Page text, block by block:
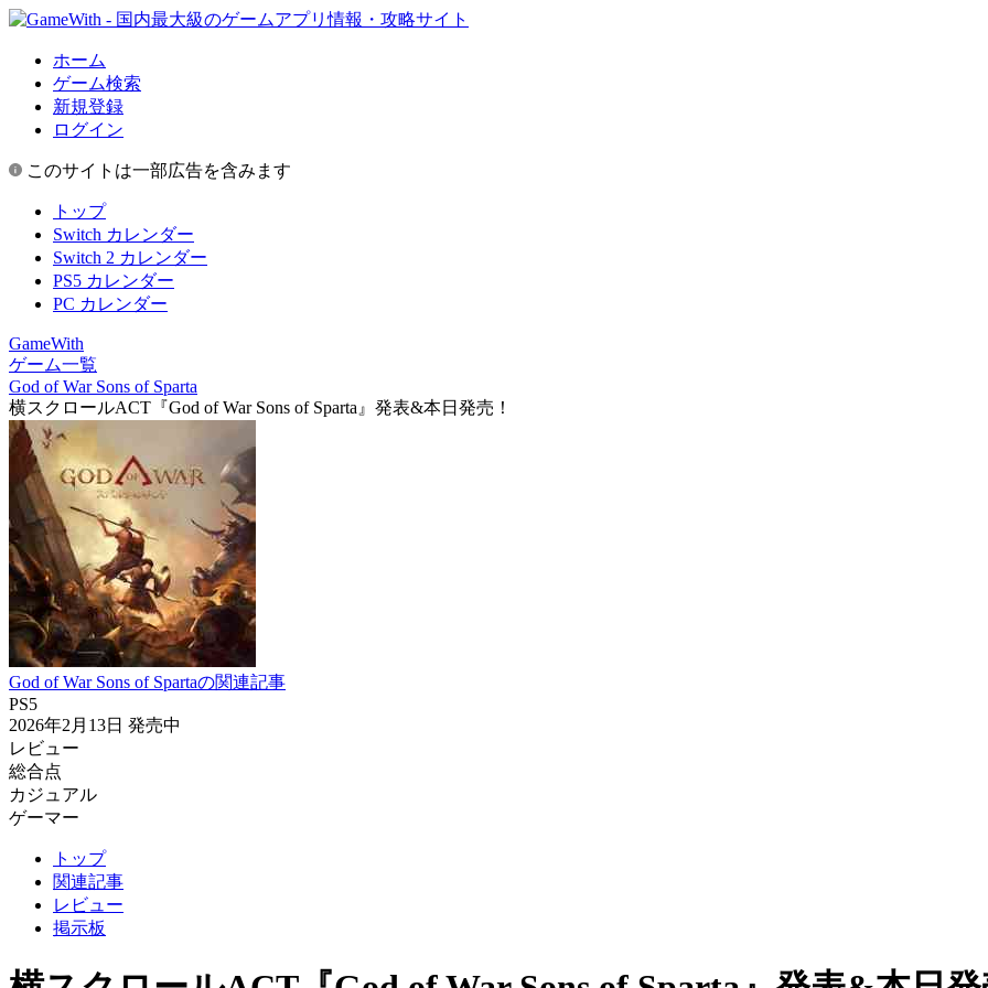
ホーム
ゲーム検索
新規登録
ログイン
このサイトは一部広告を含みます
トップ
Switch カレンダー
Switch 2 カレンダー
PS5 カレンダー
PC カレンダー
GameWith
ゲーム一覧
God of War Sons of Sparta
横スクロールACT『God of War Sons of Sparta』発表&本日発売！
God of War Sons of Spartaの関連記事
PS5
2026年2月13日 発売中
レビュー
総合点
カジュアル
ゲーマー
トップ
関連記事
レビュー
掲示板